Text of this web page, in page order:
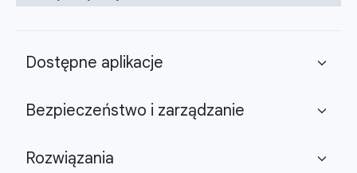
Dostępne aplikacje expand_more
Bezpieczeństwo i zarządzanie expand_more
Rozwiązania expand_more